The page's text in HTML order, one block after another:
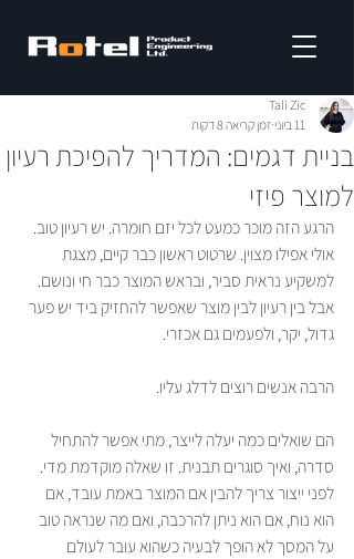
בניית דגמים: המדריך להפיכת רעיון
למוצר פיזי
Tali Zic
11 ביוני
זמן קריאה 8 דקות
הרגע הזה מוכר כמעט לכל יזם חומרה. יש רעיון טוב.
אולי אפילו מצוין. שרטוט ראשון כבר קיים, מצגת
למשקיע נראית סביר, ובראש המוצר כבר חי ונושם.
אבל בין רעיון לבין מוצר שאפשר להחזיק ביד יש פער
גדול, יקר, ולפעמים גם אכזרי.
הרבה אנשים רוצים לדלג עליו.
הם שואלים כמה יעלה לייצר, מתי אפשר להתחיל
סדרה, ואיך סוגרים תבנית. זו שאלה מוקדמת מדי.
לפני ייצור צריך להבין אם המוצר באמת עובד, אם
הוא נוח, אם הוא ניתן להרכבה, ואם מה שנראה טוב
על המסך לא הופך לבעיה כשהוא עובר לעולם